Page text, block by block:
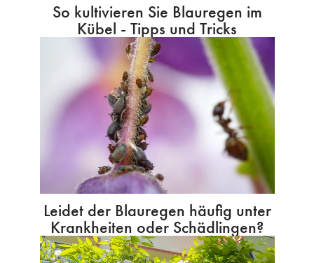
So kultivieren Sie Blauregen im
Kübel - Tipps und Tricks
Leidet der Blauregen häufig unter
Krankheiten oder Schädlingen?